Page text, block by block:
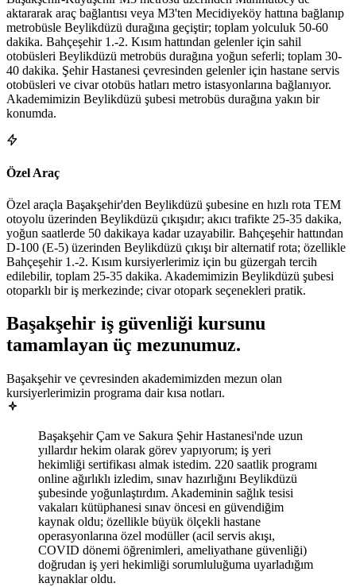
aktararak araç bağlantısı veya M3'ten Mecidiyeköy hattına bağlanıp
metrobüsle Beylikdüzü durağına geçiştir; toplam yolculuk 50-60
dakika. Bahçeşehir 1.-2. Kısım hattından gelenler için sahil
otobüsleri Beylikdüzü metrobüs durağına yoğun seferli; toplam 30-
40 dakika. Şehir Hastanesi çevresinden gelenler için hastane servis
otobüsleri ve civar otobüs hatları metro istasyonlarına bağlanıyor.
Akademimizin Beylikdüzü şubesi metrobüs durağına yakın bir
konumda.
Özel Araç
Özel araçla Başakşehir'den Beylikdüzü şubesine en hızlı rota TEM
otoyolu üzerinden Beylikdüzü çıkışıdır; akıcı trafikte 25-35 dakika,
yoğun saatlerde 50 dakikaya kadar uzayabilir. Bahçeşehir hattından
D-100 (E-5) üzerinden Beylikdüzü çıkışı bir alternatif rota; özellikle
Bahçeşehir 1.-2. Kısım kursiyerlerimiz için bu güzergah tercih
edilebilir, toplam 25-35 dakika. Akademimizin Beylikdüzü şubesi
otoparklı bir iş merkezinde; civar otopark seçenekleri pratik.
Başakşehir iş güvenliği kursunu
tamamlayan üç mezunumuz.
Başakşehir ve çevresinden akademimizden mezun olan
kursiyerlerimizin programa dair kısa notları.
Başakşehir Çam ve Sakura Şehir Hastanesi'nde uzun
yıllardır hekim olarak görev yapıyorum; iş yeri
hekimliği sertifikası almak istedim. 220 saatlik programı
online ağırlıklı izledim, sınav hazırlığını Beylikdüzü
şubesinde yoğunlaştırdım. Akademinin sağlık tesisi
vakaları kütüphanesi sınav öncesi en güvendiğim
kaynak oldu; özellikle büyük ölçekli hastane
operasyonlarına özel modüller (acil servis akışı,
COVID dönemi öğrenimleri, ameliyathane güvenliği)
doğrudan iş yeri hekimliği sorumluluğuma uyarladığım
kaynaklar oldu.